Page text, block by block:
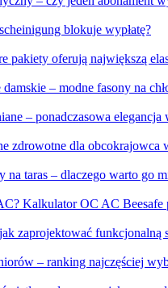
blokuje wypłatę?
pakiety oferują największą
damskie – modne fasony na
– ponadczasowa
zdrowotne dla obcokrajowca
na taras – dlaczego warto go
Kalkulator OC AC Beesafe
zaprojektować funkcjonalną
– ranking najczęściej